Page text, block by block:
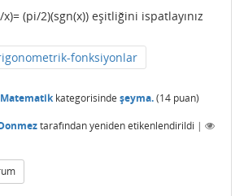
(pi/2)(sgn(x)) eşitliğini ispatlayınız
fonksiyonlar
kategorisinde şeyma.(14 puan)
tarafındanyeniden etikenlendirildi |